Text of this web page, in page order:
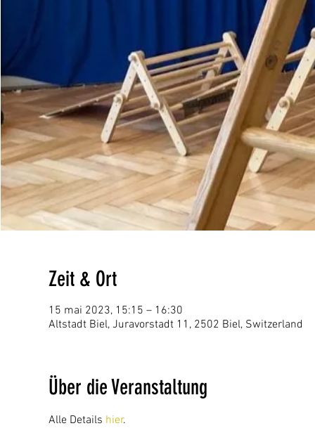
Zeit & Ort
15 mai 2023, 15:15 – 16:30
Altstadt Biel, Juravorstadt 11, 2502 Biel, Switzerland
Über die Veranstaltung
Alle Details hier.